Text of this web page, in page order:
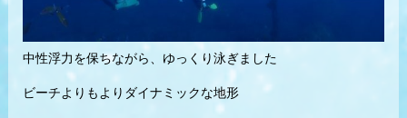
中性浮力を保ちながら、ゆっくり泳ぎました
ビーチよりもよりダイナミックな地形